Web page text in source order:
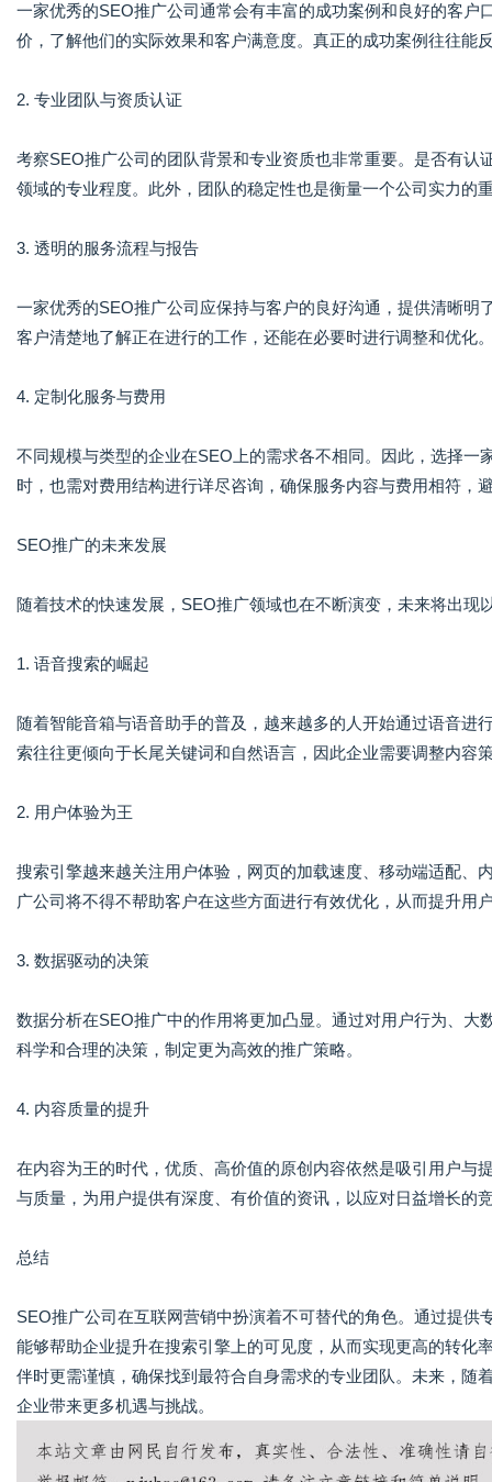
一家优秀的SEO推广公司通常会有丰富的成功案例和良好的客
价，了解他们的实际效果和客户满意度。真正的成功案例往往能
2. 专业团队与资质认证
考察SEO推广公司的团队背景和专业资质也非常重要。是否有
领域的专业程度。此外，团队的稳定性也是衡量一个公司实力的
3. 透明的服务流程与报告
一家优秀的SEO推广公司应保持与客户的良好沟通，提供清晰
客户清楚地了解正在进行的工作，还能在必要时进行调整和优化
4. 定制化服务与费用
不同规模与类型的企业在SEO上的需求各不相同。因此，选择
时，也需对费用结构进行详尽咨询，确保服务内容与费用相符，
SEO推广的未来发展
随着技术的快速发展，SEO推广领域也在不断演变，未来将出现
1. 语音搜索的崛起
随着智能音箱与语音助手的普及，越来越多的人开始通过语音
索往往更倾向于长尾关键词和自然语言，因此企业需要调整内容
2. 用户体验为王
搜索引擎越来越关注用户体验，网页的加载速度、移动端适配、
广公司将不得不帮助客户在这些方面进行有效优化，从而提升用
3. 数据驱动的决策
数据分析在SEO推广中的作用将更加凸显。通过对用户行为、
科学和合理的决策，制定更为高效的推广策略。
4. 内容质量的提升
在内容为王的时代，优质、高价值的原创内容依然是吸引用户与
与质量，为用户提供有深度、有价值的资讯，以应对日益增长的
总结
SEO推广公司在互联网营销中扮演着不可替代的角色。通过提
能够帮助企业提升在搜索引擎上的可见度，从而实现更高的转化
伴时更需谨慎，确保找到最符合自身需求的专业团队。未来，随
企业带来更多机遇与挑战。